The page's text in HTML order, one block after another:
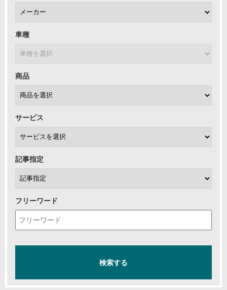
車種
商品
サービス
記事指定
フリーワード